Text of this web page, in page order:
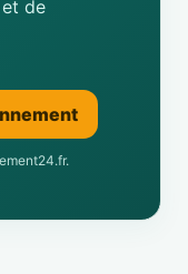
de